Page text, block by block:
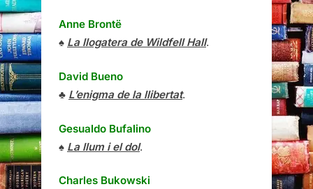
Anne Brontë
♠ La llogatera de Wildfell Hall.
David Bueno
♣ L’enigma de la llibertat.
Gesualdo Bufalino
♠ La llum i el dol.
Charles Bukowski